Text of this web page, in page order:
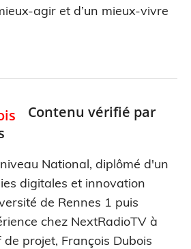
agir et d’un mieux-vivre
Contenu vérifié par
National, diplômé d'un
digitales et innovation
de Rennes 1 puis
chez NextRadioTV à
projet, François Dubois